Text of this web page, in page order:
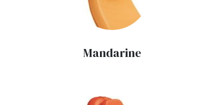
Mandarine